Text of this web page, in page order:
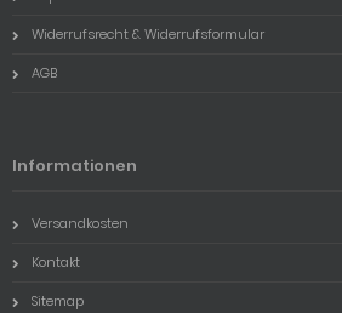
Widerrufsrecht & Widerrufsformular
AGB
Informationen
Versandkosten
Kontakt
Sitemap